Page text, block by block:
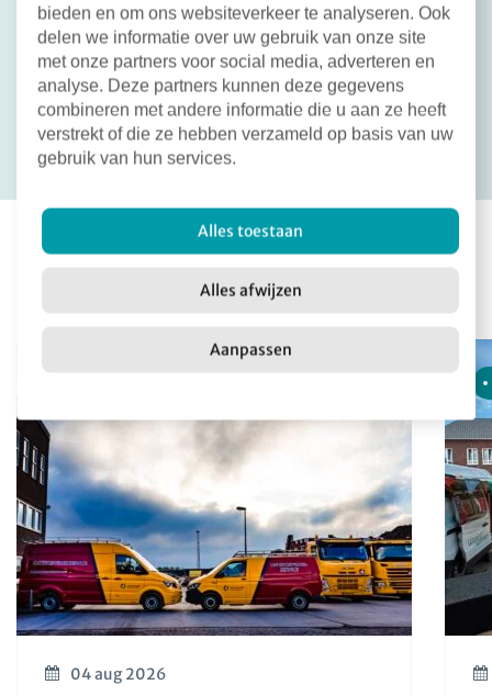
bieden en om ons websiteverkeer te analyseren. Ook
delen we informatie over uw gebruik van onze site
met onze partners voor social media, adverteren en
analyse. Deze partners kunnen deze gegevens
combineren met andere informatie die u aan ze heeft
verstrekt of die ze hebben verzameld op basis van uw
gebruik van hun services.
Alles toestaan
Alles afwijzen
Aanpassen
Deel dit bericht:
Facebook
X LinkedIn
Terug naar overzicht
Meer nieuws
04 aug 2026